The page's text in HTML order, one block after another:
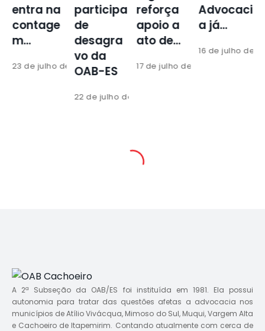
2026
entra na
contage
m…
23 de julho de 2026
participa
de
desagra
vo da
OAB-ES
22 de julho de 2026
reforça
apoio a
ato de…
17 de julho de 2026
Advocaci
a já…
16 de julho de
A 2ª Subseção da OAB/ES foi instituída em 1981. Ela possui
autonomia para tratar das questões afetas a advocacia nos
municípios de Atílio Vivácqua, Mimoso do Sul, Muqui, Vargem Alta
e Cachoeiro de Itapemirim. Contando atualmente com cerca de